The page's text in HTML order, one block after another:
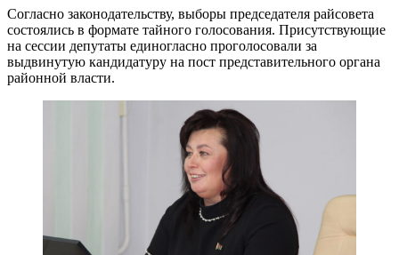
Согласно законодательству, выборы председателя райсовета
состоялись в формате тайного голосования. Присутствующие
на сессии депутаты единогласно проголосовали за
выдвинутую кандидатуру на пост представительного органа
районной власти.